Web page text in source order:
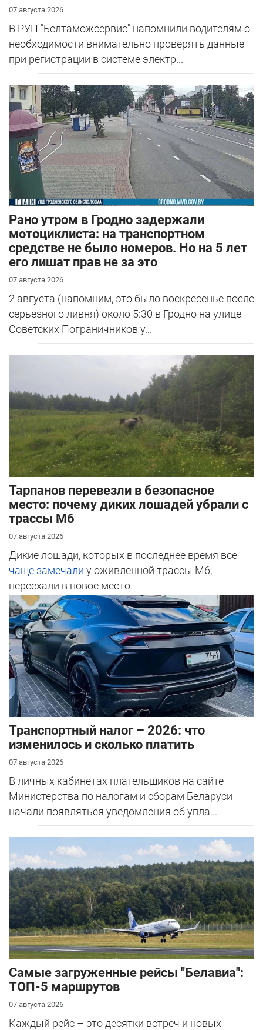
07 августа 2026
В РУП "Белтаможсервис" напомнили водителям о
необходимости внимательно проверять данные
при регистрации в системе электр...
Рано утром в Гродно задержали
мотоциклиста: на транспортном
средстве не было номеров. Но на 5 лет
его лишат прав не за это
07 августа 2026
2 августа (напомним, это было воскресенье после
серьезного ливня) около 5:30 в Гродно на улице
Советских Пограничников у...
Тарпанов перевезли в безопасное
место: почему диких лошадей убрали с
трассы М6
07 августа 2026
Дикие лошади, которых в последнее время все
чаще замечали у оживленной трассы М6,
переехали в новое место.
Транспортный налог – 2026: что
изменилось и сколько платить
07 августа 2026
В личных кабинетах плательщиков на сайте
Министерства по налогам и сборам Беларуси
начали появляться уведомления об упла...
Самые загруженные рейсы "Белавиа":
ТОП-5 маршрутов
07 августа 2026
Каждый рейс – это десятки встреч и новых